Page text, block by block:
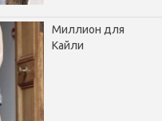
Миллион для
Кайли